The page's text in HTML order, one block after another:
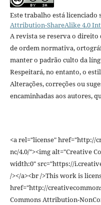
Este trabalho está licenciado
Attribution-ShareAlike 4.0
A revista se reserva o direito
de ordem normativa,
manter o padrão culto da
Respeitará, no entanto, o
Alterações, correções ou
encaminhadas aos autores,
<a rel="license" href="http://
nc/4.0/"><img alt="Creative
width:0" src="https://
/></a><br />This work is
href="http://
Commons Attribution-